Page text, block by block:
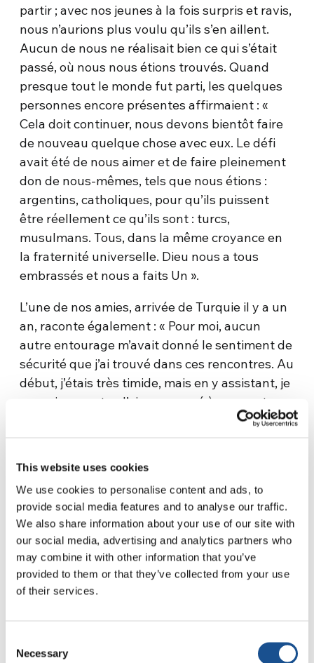
This website uses cookies
We use cookies to personalise content and ads, to
provide social media features and to analyse our traffic.
We also share information about your use of our site with
our social media, advertising and analytics partners who
may combine it with other information that you’ve
provided to them or that they’ve collected from your use
of their services.
Selection
Necessary
partir ; avec nos jeunes à la fois surpris et ravis,
nous n’aurions plus voulu qu’ils s’en aillent.
Aucun de nous ne réalisait bien ce qui s’était
passé, où nous nous étions trouvés. Quand
presque tout le monde fut parti, les quelques
personnes encore présentes affirmaient : «
Cela doit continuer, nous devons bientôt faire
de nouveau quelque chose avec eux. Le défi
avait été de nous aimer et de faire pleinement
don de nous-mêmes, tels que nous étions :
argentins, catholiques, pour qu’ils puissent
être réellement ce qu’ils sont : turcs,
musulmans. Tous, dans la même croyance en
la fraternité universelle. Dieu nous a tous
embrassés et nous a faits Un ».
L’une de nos amies, arrivée de Turquie il y a un
an, raconte également : « Pour moi, aucun
autre entourage m’avait donné le sentiment de
sécurité que j’ai trouvé dans ces rencontres. Au
début, j’étais très timide, mais en y assistant, je
me suis ouverte. J’ai commencé à surmonter
ma timidité grâce au respect et à l’amitié avec
vraiment à ce que j’avais à dire et créant des
espaces où je pouvais être moi-même. J’ai
constaté que la question n’était ni langue ni
religion. Avec ces amis, je ne me sentais pas
étrangère. Grâce à eux, je pus me connaître
moi-même, je pus connaître les argentins, les
famille ».